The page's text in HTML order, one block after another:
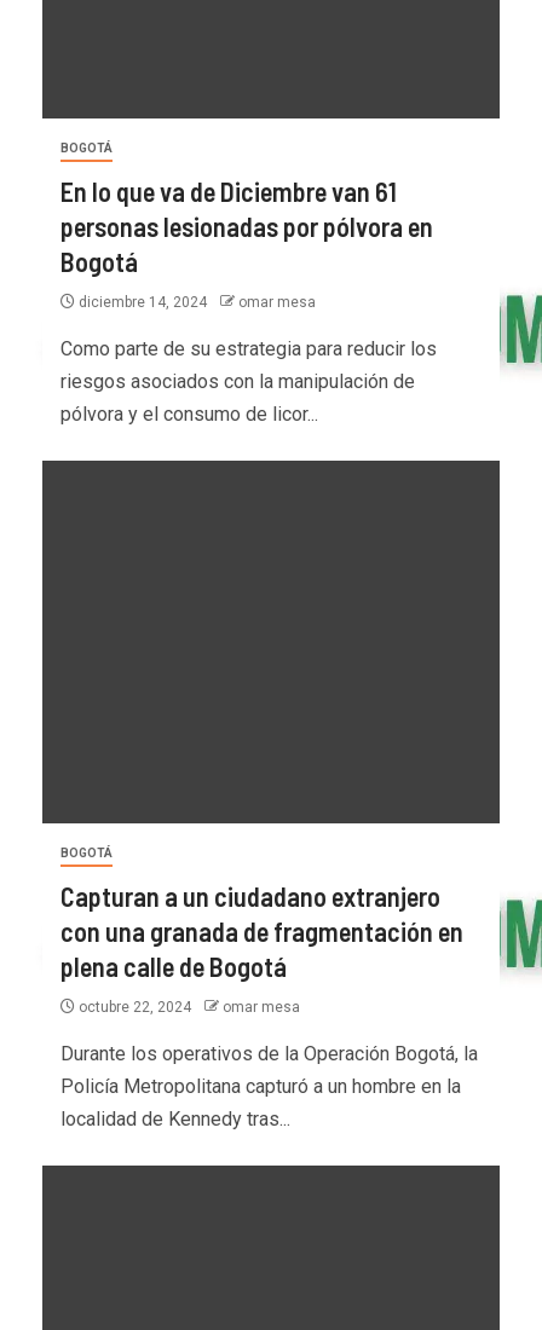
BOGOTÁ
En lo que va de Diciembre van 61
personas lesionadas por pólvora en
Bogotá
diciembre 14, 2024 omar mesa
Como parte de su estrategia para reducir los
riesgos asociados con la manipulación de
pólvora y el consumo de licor...
BOGOTÁ
Capturan a un ciudadano extranjero
con una granada de fragmentación en
plena calle de Bogotá
octubre 22, 2024 omar mesa
Durante los operativos de la Operación Bogotá, la
Policía Metropolitana capturó a un hombre en la
localidad de Kennedy tras...